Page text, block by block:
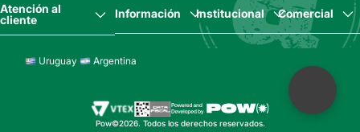
Atención al
cliente
Información Institucional Comercial
Uruguay Argentina
Pow©2026. Todos los derechos reservados.